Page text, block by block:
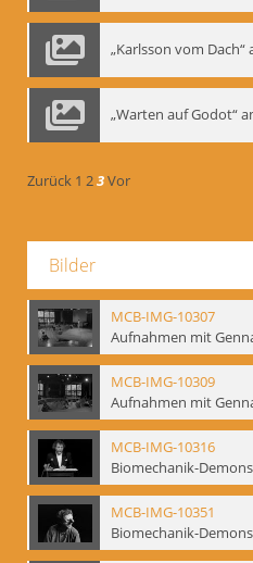
Zurück 1 23Vor
Bilder
MCB-IMG-10307
Aufnahmen mit
MCB-IMG-10309
Aufnahmen mit
MCB-IMG-10316
MCB-IMG-10351